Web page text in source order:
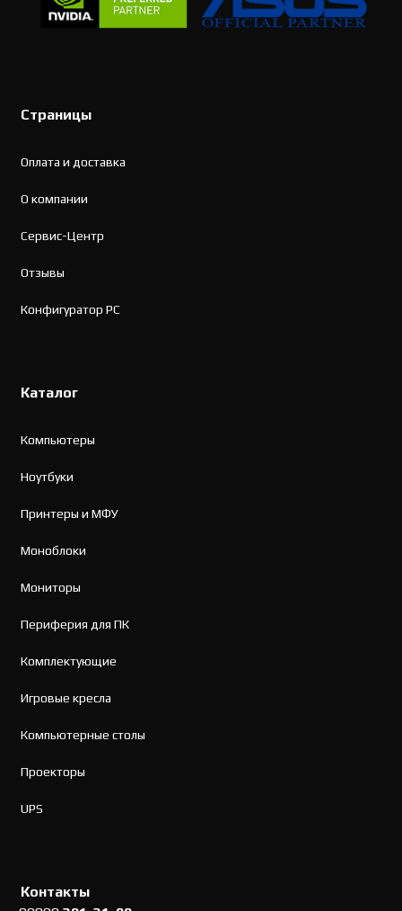
Страницы
Оплата и доставка
О компании
Сервис-Центр
Отзывы
Конфигуратор PC
Каталог
Компьютеры
Ноутбуки
Принтеры и МФУ
Моноблоки
Мониторы
Периферия для ПК
Комплектующие
Игровые кресла
Компьютерные столы
Проекторы
UPS
Контакты